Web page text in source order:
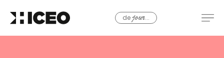
dejour...